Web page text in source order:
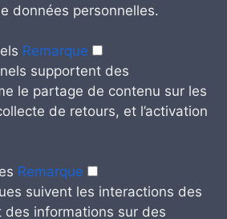
données personnelles.
Remarque
supportent des
le partage de contenu sur les
de retours, et l’activation
Remarque
suivent les interactions des
des informations sur des